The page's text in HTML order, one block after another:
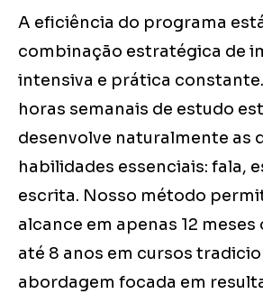
A eficiência do programa
combinação estratégica de
intensiva e prática
horas semanais de estudo
desenvolve naturalmente as
habilidades essenciais: fala,
escrita. Nosso método
alcance em apenas 12 meses
até 8 anos em cursos
abordagem focada em